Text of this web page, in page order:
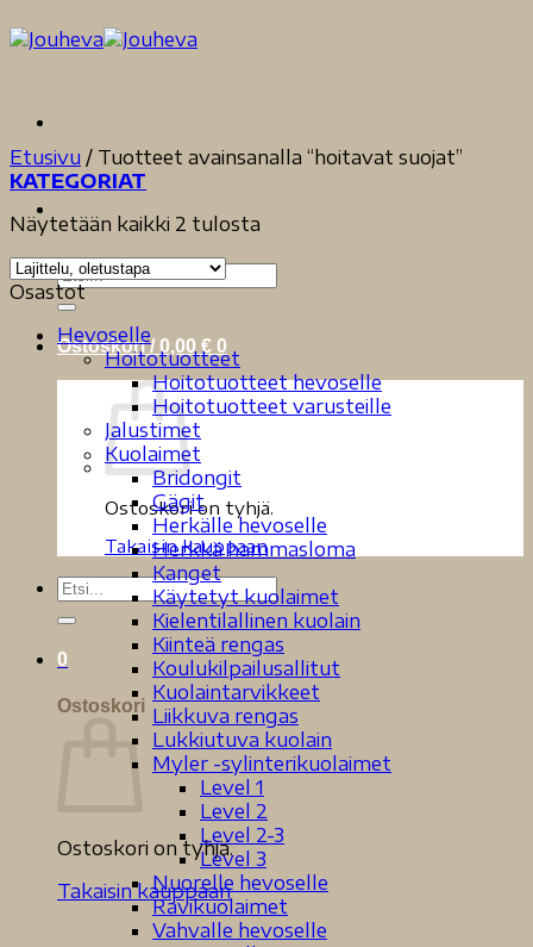
to
Etsi:
Ostoskori / 0,00 € 0
Ostoskori on tyhjä.
Takaisin kauppaan
Etsi:
0
Ostoskori
Ostoskori on tyhjä.
Takaisin kauppaan
Etusivu / Tuotteet avainsanalla “hoitavat suojat”
KATEGORIAT
Näytetään kaikki 2 tulosta
Osastot
Hevoselle
Hoitotuotteet
Hoitotuotteet hevoselle
Hoitotuotteet varusteille
Jalustimet
Kuolaimet
Bridongit
Gägit
Herkälle hevoselle
Herkkä hammasloma
Kanget
Käytetyt kuolaimet
Kielentilallinen kuolain
Kiinteä rengas
Koulukilpailusallitut
Kuolaintarvikkeet
Liikkuva rengas
Lukkiutuva kuolain
Myler -sylinterikuolaimet
Level 1
Level 2
Level 2-3
Level 3
Nuorelle hevoselle
Ravikuolaimet
Vahvalle hevoselle